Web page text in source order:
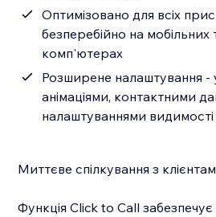
Оптимізовано для всіх
безперебійно на мобільних
комп'ютерах
Розширене налаштування -
анімаціями, контактними
налаштуваннями видимості
Миттєве спілкування з
Функція Click to Call